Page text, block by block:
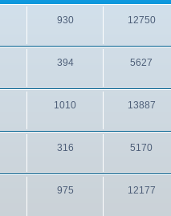
930 12750
394 5627
1010 13887
316 5170
975 12177